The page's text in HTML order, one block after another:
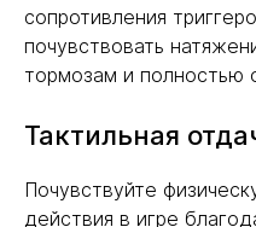
сопротивления
почувствовать
тормозам и полностью
Тактильная
Почувствуйте
действия в игре